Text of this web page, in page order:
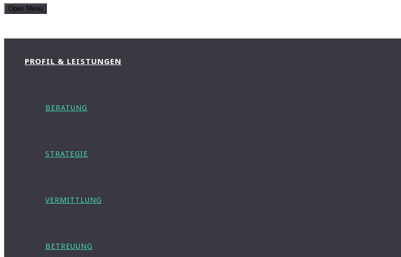
Open Menu
PROFIL & LEISTUNGEN
BERATUNG
STRATEGIE
VERMITTLUNG
BETREUUNG